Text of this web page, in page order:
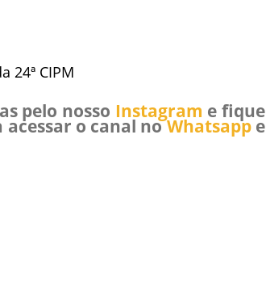
24ª CIPM
pelo nosso Instagram e fique
acessar o canal noWhatsappe